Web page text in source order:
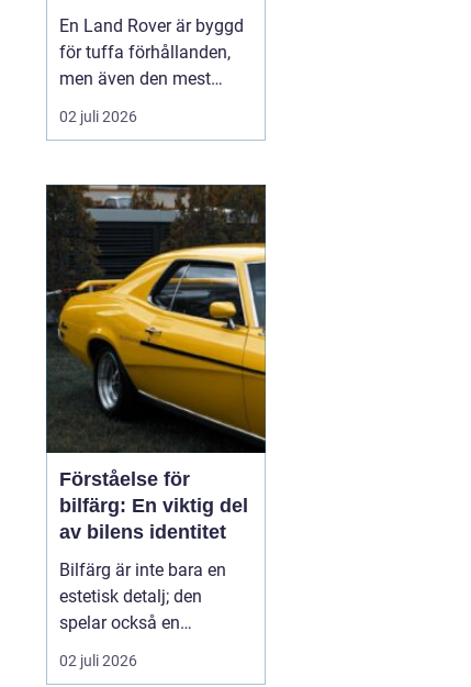
livslängd och trygg
körning
En Land Rover är byggd
för tuffa förhållanden,
men även den mest
robusta bilen slits med
tiden. Bromsar,
packningar och
elektronik påverkas av år
av vardagskörning,
terräng och vägsalt. För
att bilen ska behålla sin
styrka och säkerh...
02 juli 2026
Förståelse för
bilfärg: En viktig del
av bilens identitet
Bilfärg är inte bara en
estetisk detalj; den
spelar också en
avgörande roll för bilens
övergripande identitet
02 juli 2026